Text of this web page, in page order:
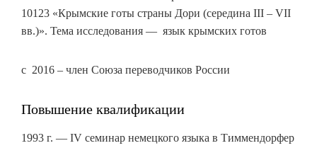
10123 «Крымские готы страны Дори (середина ІІІ – VII
вв.)». Тема исследования — язык крымских готов
с 2016 – член Союза переводчиков России
Повышение квалификации
1993 г. — IV семинар немецкого языка в Тиммендорфер